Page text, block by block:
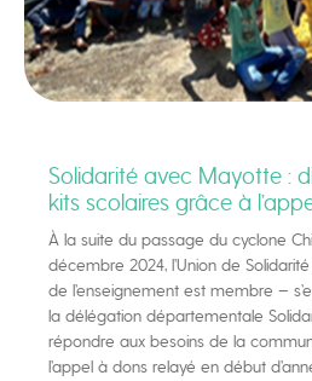
Solidarité avec Mayotte :
kits scolaires grâce à
À la suite du passage du cyclone
décembre 2024, l’Union de
de l’enseignement est membre –
la délégation départementale
répondre aux besoins de la
l’appel à dons relayé en début